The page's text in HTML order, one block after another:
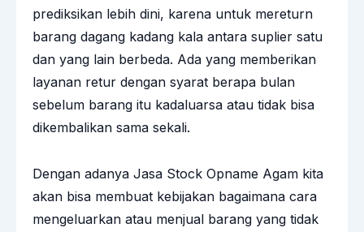
prediksikan lebih dini, karena untuk mereturn
barang dagang kadang kala antara suplier satu
dan yang lain berbeda. Ada yang memberikan
layanan retur dengan syarat berapa bulan
sebelum barang itu kadaluarsa atau tidak bisa
dikembalikan sama sekali.
Dengan adanya Jasa Stock Opname Agam kita
akan bisa membuat kebijakan bagaimana cara
mengeluarkan atau menjual barang yang tidak